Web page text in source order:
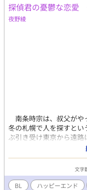
探偵君の憂鬱な恋
夜野綾
南条時宗は、叔父がや
冬の札幌で人を探すと
ぶ引き受け東京から遠
野海斗は見つからない
目惚れをしてしまう。
は、そいつの部屋の中
にも胡散臭い男だった
北海道弁男子の訳あり日
文字
BL ハッピーエンド